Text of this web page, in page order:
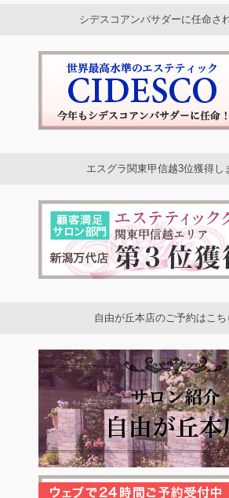
シデスコアンバサダーに任命さ
エスグラ関東甲信越3位獲得し
自由が丘本店のご予約はこち